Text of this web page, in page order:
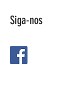
Siga-nos